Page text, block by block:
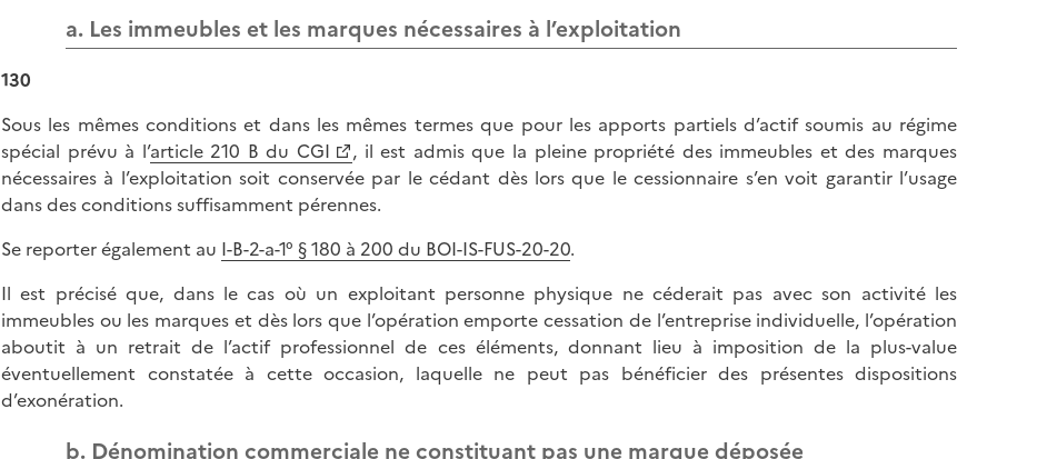
a. Les immeubles et les marques nécessaires à l’exploitation
130
Sous les mêmes conditions et dans les mêmes termes que pour les apports partiels d’actif soumis au régime
spécial prévu à l’article 210 B du CGI
, il est admis que la pleine propriété des immeubles et des marques
nécessaires à l’exploitation soit conservée par le cédant dès lors que le cessionnaire s’en voit garantir l’usage
dans des conditions suffisamment pérennes.
Se reporter également au I-B-2-a-1° § 180 à 200 du BOI-IS-FUS-20-20.
Il est précisé que, dans le cas où un exploitant personne physique ne céderait pas avec son activité les
immeubles ou les marques et dès lors que l’opération emporte cessation de l’entreprise individuelle, l’opération
aboutit à un retrait de l’actif professionnel de ces éléments, donnant lieu à imposition de la plus-value
éventuellement constatée à cette occasion, laquelle ne peut pas bénéficier des présentes dispositions
d’exonération.
b. Dénomination commerciale ne constituant pas une marque déposée